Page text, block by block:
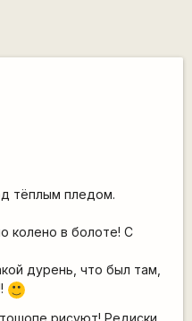
тёплым пледом.
колено в болоте! С
дурень, что был там,
:)